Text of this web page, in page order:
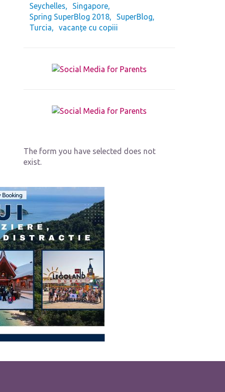
Seychelles
Singapore
Spring SuperBlog 2018
SuperBlog
Turcia
vacanțe cu copiii
The form you have selected does not
exist.